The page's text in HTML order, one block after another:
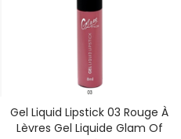
Gel Liquid Lipstick 03 Rouge À
Lèvres Gel Liquide Glam Of